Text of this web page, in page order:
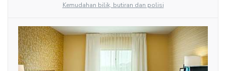
Kemudahan bilik, butiran dan polisi